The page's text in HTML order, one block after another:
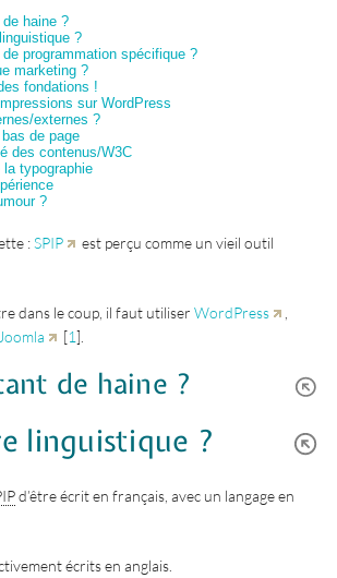
haine ?
?
de programmation spécifique ?
marketing ?
fondations !
sur WordPress
externes ?
de page
des contenus/W3C
la typographie
?
:SPIP
est perçu comme un vieil outil
dans le coup, il faut utiliserWordPress
Joomla [1]
de haine ?
linguistique ?
d’être écrit en français, avec un langage en
écrits en anglais.